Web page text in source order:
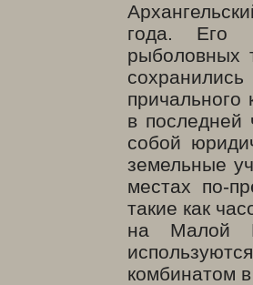
года. Его
рыболовных
в последней
собой
земельные
местах по-
такие как
на Малой
комбинатом